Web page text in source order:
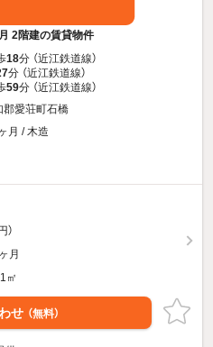
2階建の賃貸物件
18分 （近江鉄道線）
分 （近江鉄道線）
59分 （近江鉄道線）
郡愛荘町石橋
月 / 木造
）
月
㎡
せ （無料）